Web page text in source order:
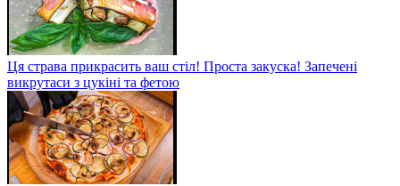
Ця страва прикрасить ваш стіл! Проста закуска! Запечені
викрутаси з цукіні та фетою